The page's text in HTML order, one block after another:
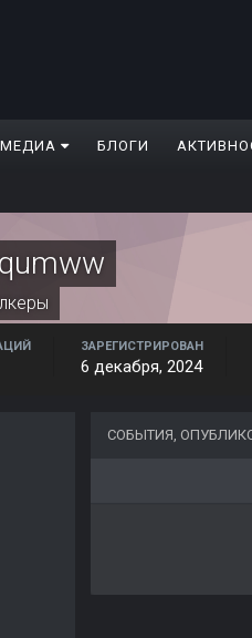
МЕДИА БЛОГИ
ЗАРЕГИСТРИРОВАН
6 декабря, 2024
СОБЫТИЯ,